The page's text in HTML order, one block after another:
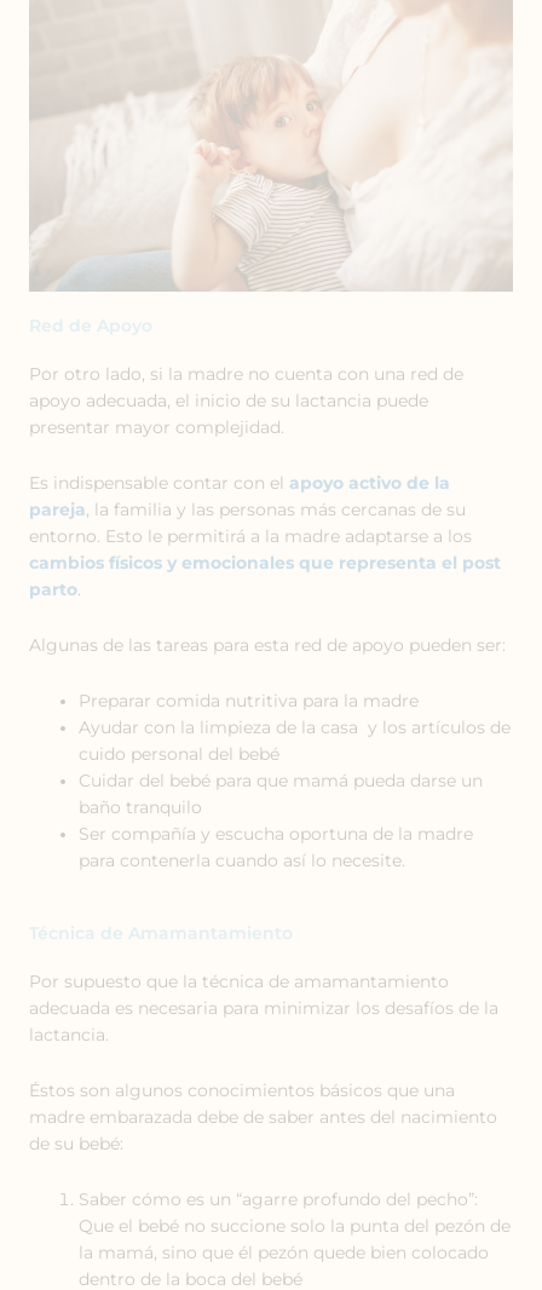
Red de Apoyo
Por otro lado, si la madre no cuenta con una red de
apoyo adecuada, el inicio de su lactancia puede
presentar mayor complejidad.
Es indispensable contar con el apoyo activo de la
pareja, la familia y las personas más cercanas de su
entorno. Esto le permitirá a la madre adaptarse a los
cambios físicos y emocionales que representa el post
parto.
Algunas de las tareas para esta red de apoyo pueden ser:
Preparar comida nutritiva para la madre
Ayudar con la limpieza de la casa y los artículos de
cuido personal del bebé
Cuidar del bebé para que mamá pueda darse un
baño tranquilo
Ser compañía y escucha oportuna de la madre
para contenerla cuando así lo necesite.
Técnica de Amamantamiento
Por supuesto que la técnica de amamantamiento
adecuada es necesaria para minimizar los desafíos de la
lactancia.
Éstos son algunos conocimientos básicos que una
madre embarazada debe de saber antes del nacimiento
de su bebé:
Saber cómo es un “agarre profundo del pecho”:
Que el bebé no succione solo la punta del pezón de
la mamá, sino que él pezón quede bien colocado
dentro de la boca del bebé